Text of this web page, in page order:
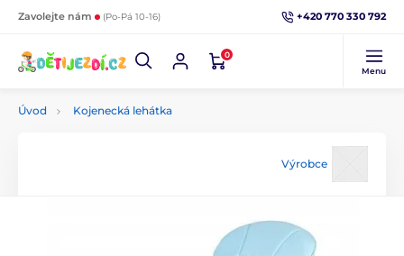
Zavolejte nám (Po-Pá 10-16) +420 770 330 792
0
Menu
Úvod Kojenecká lehátka
Výrobce